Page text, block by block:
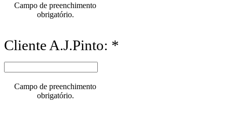
Campo de preenchimento
obrigatório.
Cliente A.J.Pinto: *
Campo de preenchimento
obrigatório.